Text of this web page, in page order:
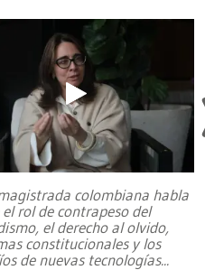
colombiana habla
el rol de contrapeso del
el derecho al olvido,
constitucionales y los
de nuevas tecnologías...